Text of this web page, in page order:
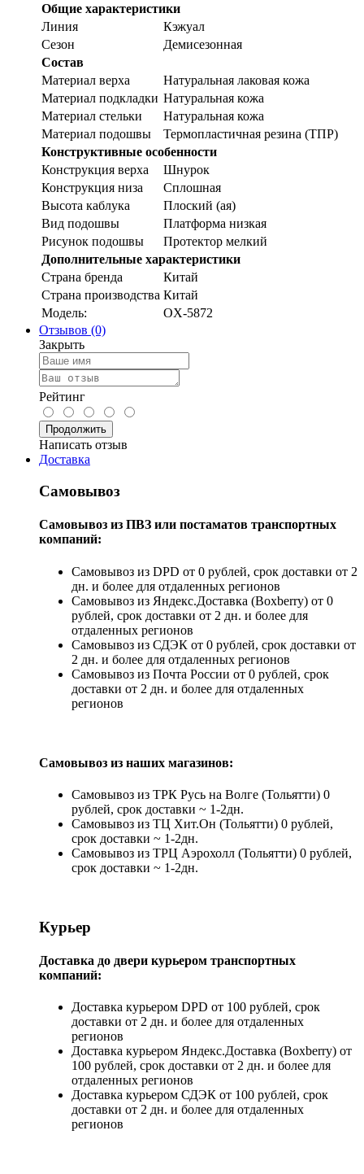
Общие характеристики
Линия
Кэжуал
Сезон
Демисезонная
Состав
Материал верха
Натуральная лаковая кожа
Материал подкладки Натуральная кожа
Материал стельки
Натуральная кожа
Материал подошвы
Термопластичная резина (ТПР)
Конструктивные особенности
Конструкция верха
Шнурок
Конструкция низа
Сплошная
Высота каблука
Плоский (ая)
Вид подошвы
Платформа низкая
Рисунок подошвы
Протектор мелкий
Дополнительные характеристики
Страна бренда
Китай
Страна производства Китай
Модель:
OX-5872
Отзывов (0)
Закрыть
Рейтинг
Продолжить
Написать отзыв
Доставка
Самовывоз
Самовывоз из ПВЗ или постаматов транспортных
компаний:
Самовывоз из DPD от 0 рублей, срок доставки от 2
дн. и более для отдаленных регионов
Самовывоз из Яндекс.Доставка (Boxberry) от 0
рублей, срок доставки от 2 дн. и более для
отдаленных регионов
Самовывоз из СДЭК от 0 рублей, срок доставки от
2 дн. и более для отдаленных регионов
Самовывоз из Почта России от 0 рублей, срок
доставки от 2 дн. и более для отдаленных
регионов
Самовывоз из наших магазинов:
Самовывоз из ТРК Русь на Волге (Тольятти) 0
рублей, срок доставки ~ 1-2дн.
Самовывоз из ТЦ Хит.Он (Тольятти) 0 рублей,
срок доставки ~ 1-2дн.
Самовывоз из ТРЦ Аэрохолл (Тольятти) 0 рублей,
срок доставки ~ 1-2дн.
Курьер
Доставка до двери курьером транспортных
компаний:
Доставка курьером DPD от 100 рублей, срок
доставки от 2 дн. и более для отдаленных
регионов
Доставка курьером Яндекс.Доставка (Boxberry) от
100 рублей, срок доставки от 2 дн. и более для
отдаленных регионов
Доставка курьером СДЭК от 100 рублей, срок
доставки от 2 дн. и более для отдаленных
регионов